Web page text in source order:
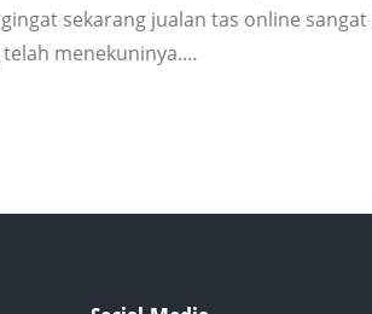
sekarang jualan tas online
menekuninya.…